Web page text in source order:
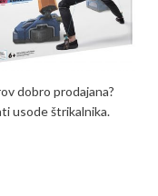
dobro prodajana?
usode štrikalnika.